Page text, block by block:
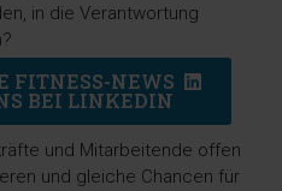
in die Verantwortung
FITNESS-NEWS
BEI LINKEDIN
und Mitarbeitende offen
und gleiche Chancen für